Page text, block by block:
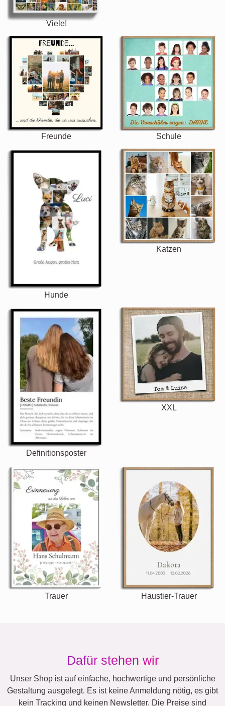
Viele!
Freunde Schule
Hunde
Katzen
Definitionsposter
XXL
Trauer Haustier-Trauer
Dafür stehen wir
Unser Shop ist auf einfache, hochwertige und persönliche
Gestaltung ausgelegt. Es ist keine Anmeldung nötig, es gibt
kein Tracking und keinen Newsletter. Die Preise sind